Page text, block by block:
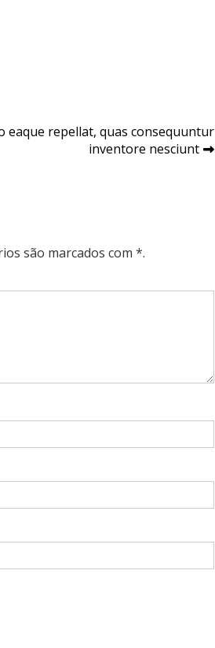
eaque repellat, quas consequuntur
inventore nesciunt
são marcados com *.